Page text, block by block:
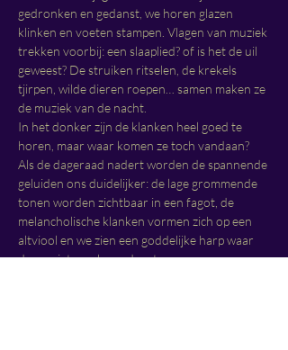
gedronken en gedanst, we horen glazen
klinken en voeten stampen. Vlagen van muziek
trekken voorbij: een slaaplied? of is het de uil
geweest? De struiken ritselen, de krekels
tjirpen, wilde dieren roepen… samen maken ze
de muziek van de nacht.
In het donker zijn de klanken heel goed te
horen, maar waar komen ze toch vandaan?
Als de dageraad nadert worden de spannende
geluiden ons duidelijker: de lage grommende
tonen worden zichtbaar in een fagot, de
melancholische klanken vormen zich op een
altviool en we zien een goddelijke harp waar
de menigte omheen danst.